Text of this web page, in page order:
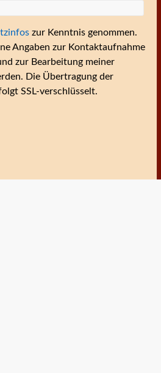
zur Kenntnis genommen.
Angaben zur Kontaktaufnahme
zur Bearbeitung meiner
Die Übertragung der
SSL-verschlüsselt.